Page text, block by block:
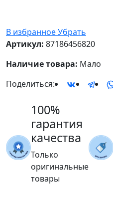
В избранноеУбрать
Артикул: 87186456820
Наличие товара: Мало
Поделиться:
100%
гарантия
качества
Только
оригинальные
товары